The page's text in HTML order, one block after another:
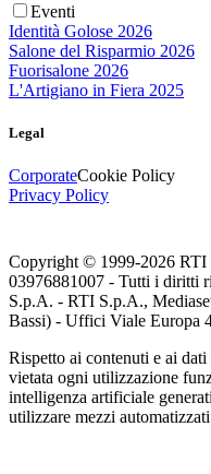
Eventi
Identità Golose 2026
Salone del Risparmio 2026
Fuorisalone 2026
L'Artigiano in Fiera 2025
Legal
CorporateCookie Policy
Privacy Policy
Copyright © 1999-2026 RTI
03976881007 - Tutti i diritti
S.p.A. - RTI S.p.A.,
Bassi) - Uffici Viale Europa
Rispetto ai contenuti e ai
vietata ogni utilizzazione
intelligenza artificiale
utilizzare mezzi